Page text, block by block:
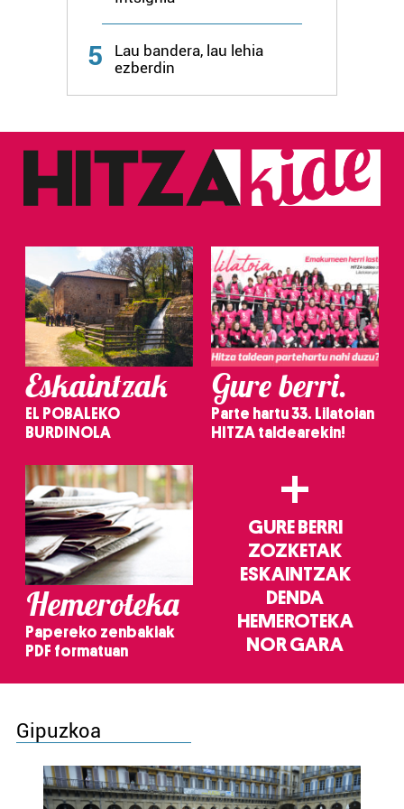
5
Lau bandera, lau lehia
ezberdin
Eskaintzak
EL POBALEKO
BURDINOLA
Gure berri.
Parte hartu 33. Lilatoian
HITZA taldearekin!
Hemeroteka
Papereko zenbakiak
PDF formatuan
+
GURE BERRI
ZOZKETAK
ESKAINTZAK
DENDA
HEMEROTEKA
NOR GARA
Gipuzkoa